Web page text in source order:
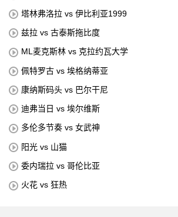
塔林弗洛拉 vs 伊比利亚1999
兹拉 vs 古泰斯拖比度
ML麦克斯林 vs 克拉约瓦大学
佩特罗古 vs 埃格纳蒂亚
康纳斯码头 vs 巴尔干尼
迪弗当日 vs 埃尔维斯
多伦多节奏 vs 女武神
阳光 vs 山猫
委内瑞拉 vs 哥伦比亚
火花 vs 狂热